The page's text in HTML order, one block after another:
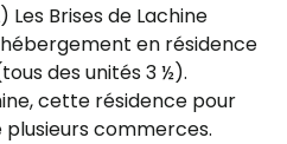
Les Brises de Lachine
en résidence
des unités 3 ½).
cette résidence pour
commerces.